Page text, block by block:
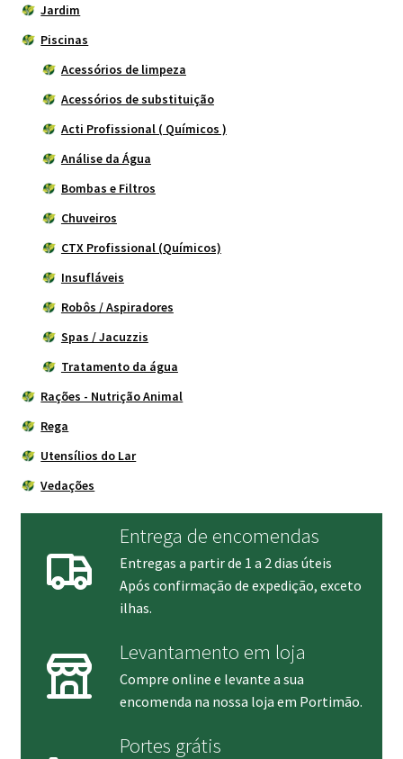
Jardim
Piscinas
Acessórios de limpeza
Acessórios de substituição
Acti Profissional ( Químicos )
Análise da Água
Bombas e Filtros
Chuveiros
CTX Profissional (Químicos)
Insufláveis
Robôs / Aspiradores
Spas / Jacuzzis
Tratamento da água
Rações - Nutrição Animal
Rega
Utensílios do Lar
Vedações
Entrega de encomendas
Entregas a partir de 1 a 2 dias úteis
Após confirmação de expedição, exceto
ilhas.
Levantamento em loja
Compre online e levante a sua
encomenda na nossa loja em Portimão.
Portes grátis